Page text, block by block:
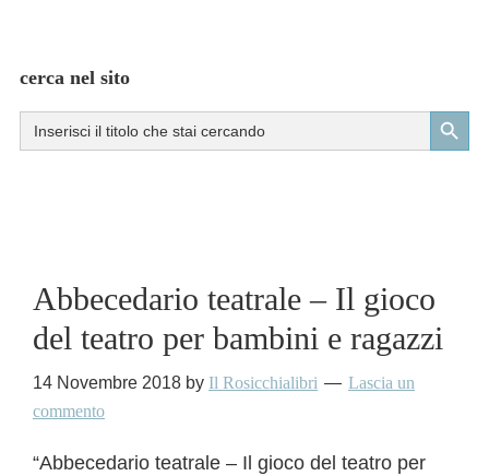
cerca nel sito
Search
for:
Search Button
Abbecedario teatrale – Il gioco
del teatro per bambini e ragazzi
14 Novembre 2018 by Il Rosicchialibri
Lascia un
commento
“Abbecedario teatrale – Il gioco del teatro per